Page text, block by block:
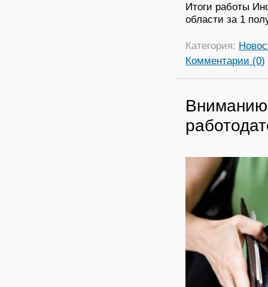
Итоги работы
области за 1
Категория:
Комментарии (0)
Вниманию